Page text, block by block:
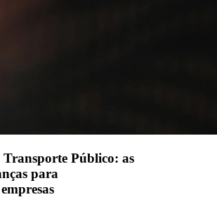
Público: as
para